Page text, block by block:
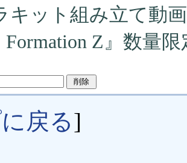
キット組み立て動
Formation Z』数量
戻る]